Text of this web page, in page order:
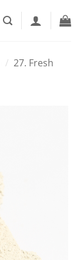
/ 27. Fresh